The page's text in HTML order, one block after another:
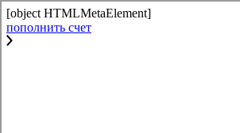
[object HTMLMetaElement]
пополнить счет